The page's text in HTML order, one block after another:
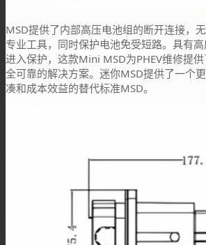
MSD提供了内部高压电池组的断开连接，
专业工具，同时保护电池免受短路。具有高
进入保护，这款Mini MSD为PHEV维修提供
全可靠的解决方案。迷你MSD提供了一个
凑和成本效益的替代标准MSD。